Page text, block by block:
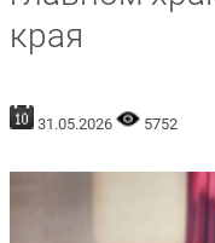
края
31.05.2026 5752